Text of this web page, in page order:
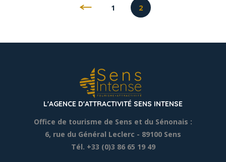
1 2
L'AGENCE D'ATTRACTIVITÉ SENS INTENSE
Office de tourisme de Sens et du Sénonais :
6, rue du Général Leclerc - 89100 Sens
Tél. +33 (0)3 86 65 19 49